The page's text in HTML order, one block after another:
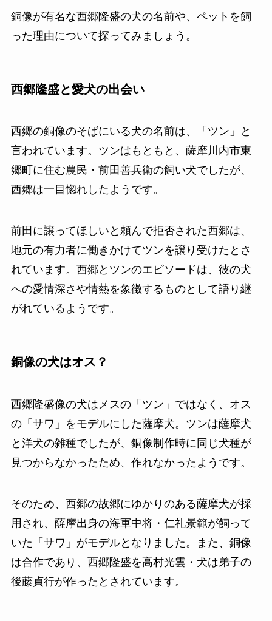
銅像が有名な西郷隆盛の犬の名前や、ペットを飼
った理由について探ってみましょう。
西郷隆盛と愛犬の出会い
西郷の銅像のそばにいる犬の名前は、「ツン」と
言われています。ツンはもともと、薩摩川内市東
郷町に住む農民・前田善兵衛の飼い犬でしたが、
西郷は一目惚れしたようです。
前田に譲ってほしいと頼んで拒否された西郷は、
地元の有力者に働きかけてツンを譲り受けたとさ
れています。西郷とツンのエピソードは、彼の犬
への愛情深さや情熱を象徴するものとして語り継
がれているようです。
銅像の犬はオス？
西郷隆盛像の犬はメスの「ツン」ではなく、オス
の「サワ」をモデルにした薩摩犬。ツンは薩摩犬
と洋犬の雑種でしたが、銅像制作時に同じ犬種が
見つからなかったため、作れなかったようです。
そのため、西郷の故郷にゆかりのある薩摩犬が採
用され、薩摩出身の海軍中将・仁礼景範が飼って
いた「サワ」がモデルとなりました。また、銅像
は合作であり、西郷隆盛を高村光雲・犬は弟子の
後藤貞行が作ったとされています。